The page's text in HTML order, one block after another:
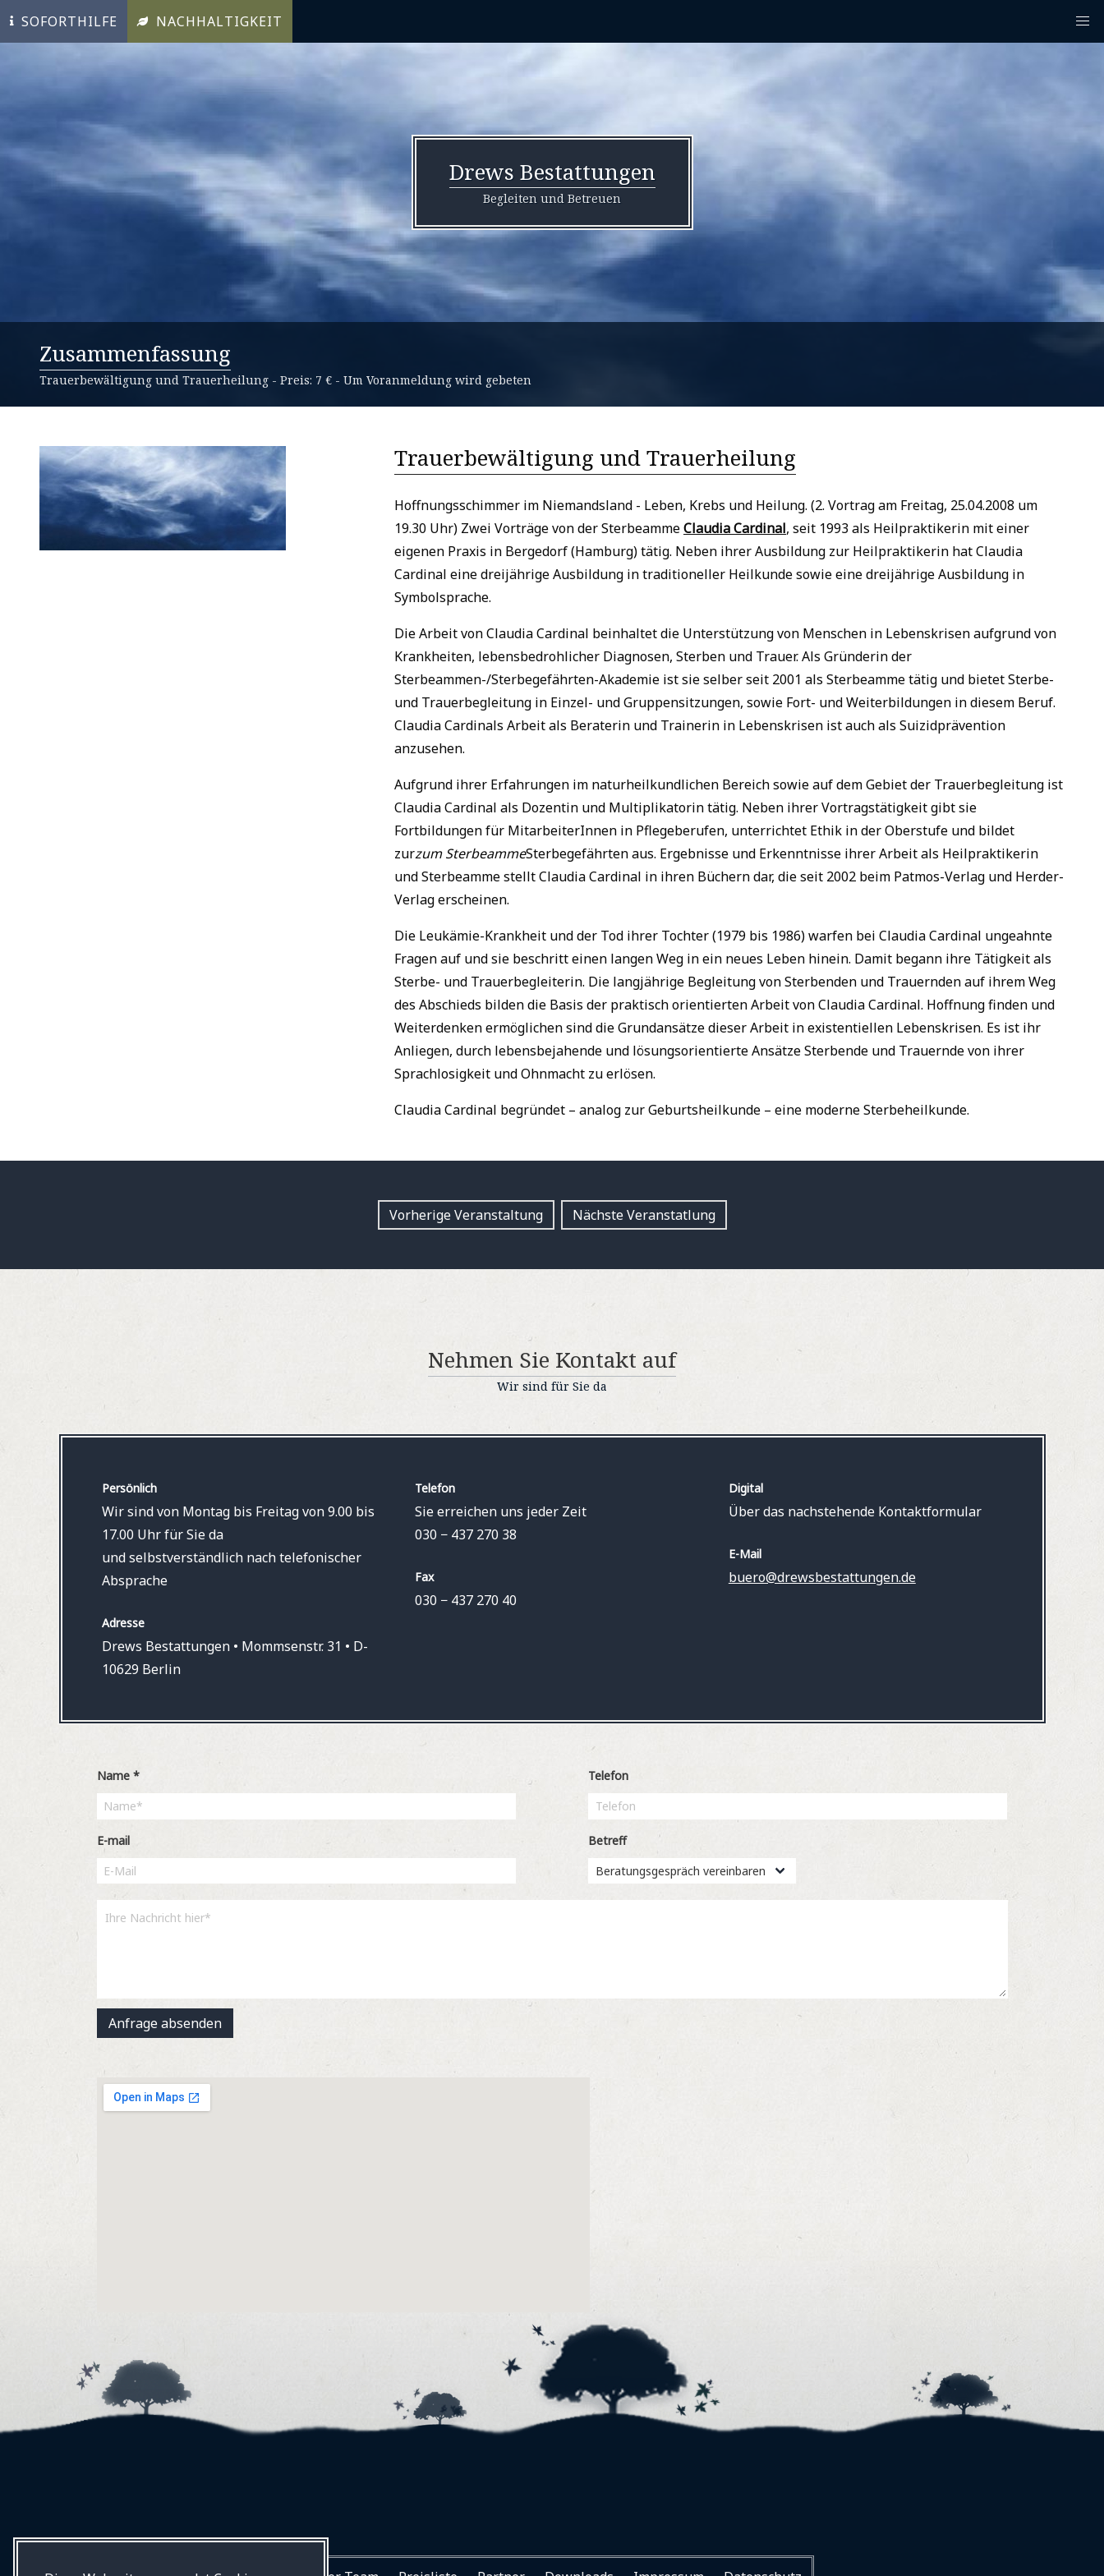
SOFORTHILFE NACHHALTIGKEIT
Drews Bestattungen
Begleiten und Betreuen
Zusammenfassung
Trauerbewältigung und Trauerheilung - Preis: 7 € - Um Voranmeldung wird gebeten
Trauerbewältigung und Trauerheilung
Hoffnungsschimmer im Niemandsland - Leben, Krebs und Heilung. (2. Vortrag am Freitag, 25.04.2008 um
19.30 Uhr) Zwei Vorträge von der SterbeammeClaudia Cardinal, seit 1993 als Heilpraktikerin mit einer
eigenen Praxis in Bergedorf (Hamburg) tätig. Neben ihrer Ausbildung zur Heilpraktikerin hat Claudia
Cardinal eine dreijährige Ausbildung in traditioneller Heilkunde sowie eine dreijährige Ausbildung in
Symbolsprache.
Die Arbeit von Claudia Cardinal beinhaltet die Unterstützung von Menschen in Lebenskrisen aufgrund von
Krankheiten, lebensbedrohlicher Diagnosen, Sterben und Trauer. Als Gründerin der
Sterbeammen-/Sterbegefährten-Akademie ist sie selber seit 2001 als Sterbeamme tätig und bietet Sterbe-
und Trauerbegleitung in Einzel- und Gruppensitzungen, sowie Fort- und Weiterbildungen in diesem Beruf.
Claudia Cardinals Arbeit als Beraterin und Trainerin in Lebenskrisen ist auch als Suizidprävention
anzusehen.
Aufgrund ihrer Erfahrungen im naturheilkundlichen Bereich sowie auf dem Gebiet der Trauerbegleitung ist
Claudia Cardinal als Dozentin und Multiplikatorin tätig. Neben ihrer Vortragstätigkeit gibt sie
Fortbildungen für MitarbeiterInnen in Pflegeberufen, unterrichtet Ethik in der Oberstufe und bildet
zurzum SterbeammeSterbegefährten aus. Ergebnisse und Erkenntnisse ihrer Arbeit als Heilpraktikerin
und Sterbeamme stellt Claudia Cardinal in ihren Büchern dar, die seit 2002 beim Patmos-Verlag und Herder-
Verlag erscheinen.
Die Leukämie-Krankheit und der Tod ihrer Tochter (1979 bis 1986) warfen bei Claudia Cardinal ungeahnte
Fragen auf und sie beschritt einen langen Weg in ein neues Leben hinein. Damit begann ihre Tätigkeit als
Sterbe- und Trauerbegleiterin. Die langjährige Begleitung von Sterbenden und Trauernden auf ihrem Weg
des Abschieds bilden die Basis der praktisch orientierten Arbeit von Claudia Cardinal. Hoffnung finden und
Weiterdenken ermöglichen sind die Grundansätze dieser Arbeit in existentiellen Lebenskrisen. Es ist ihr
Anliegen, durch lebensbejahende und lösungsorientierte Ansätze Sterbende und Trauernde von ihrer
Sprachlosigkeit und Ohnmacht zu erlösen.
Claudia Cardinal begründet – analog zur Geburtsheilkunde – eine moderne Sterbeheilkunde.
Vorherige Veranstaltung Nächste Veranstatlung
Nehmen Sie Kontakt auf
Wir sind für Sie da
Persönlich
Wir sind von Montag bis Freitag von 9.00 bis
17.00 Uhr für Sie da
und selbstverständlich nach telefonischer
Absprache
Adresse
Drews Bestattungen • Mommsenstr. 31 • D-
10629 Berlin
Telefon
Sie erreichen uns jeder Zeit
030 − 437 270 38
Fax
030 − 437 270 40
Digital
Über das nachstehende Kontaktformular
E-Mail
buero@drewsbestattungen.de
Name * Telefon
E-mail Betreff
Anfrage absenden